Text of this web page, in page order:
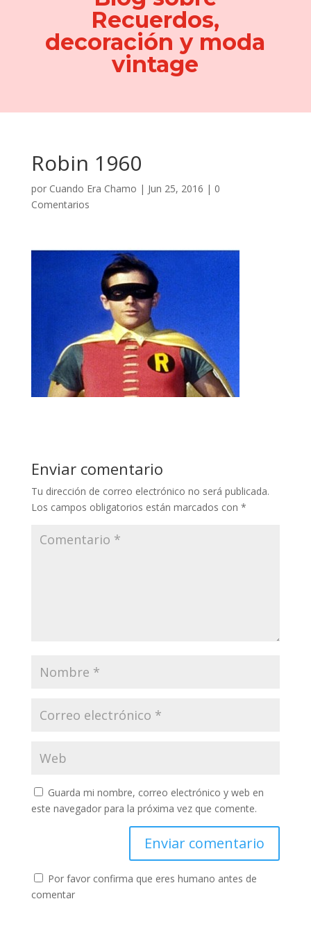
Recuerdos,
decoración y moda
vintage
Robin 1960
por Cuando Era Chamo | Jun 25, 2016 | 0
Comentarios
Enviar comentario
Tu dirección de correo electrónico no será publicada.
Los campos obligatorios están marcados con *
Guarda mi nombre, correo electrónico y web en
este navegador para la próxima vez que comente.
Por favor confirma que eres humano antes de
comentar